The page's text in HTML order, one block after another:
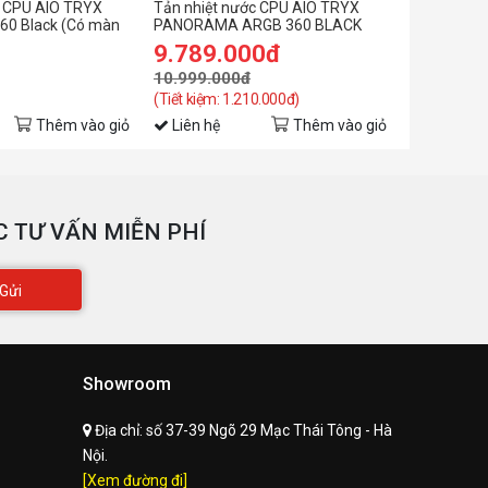
900-1800 Rpm +/- 10%
AIO TRYX
Black (Có màn
Thêm vào giỏ
Tản nhiệt nước CPU AIO TRYX
PANORAMA ARGB 360 BLACK
(Màn AMOLED 6.5/Bơm ASETEK
8)
9.789.000đ
10.999.000đ
(Tiết kiệm: 1.210.000đ)
Liên hệ Thêm vào giỏ
TƯ VẤN MIỄN PHÍ
Gửi
Showroom
Địa chỉ: số 37-39 Ngõ 29 Mạc Thái Tông - Hà
Nội.
[Xem đường đi]